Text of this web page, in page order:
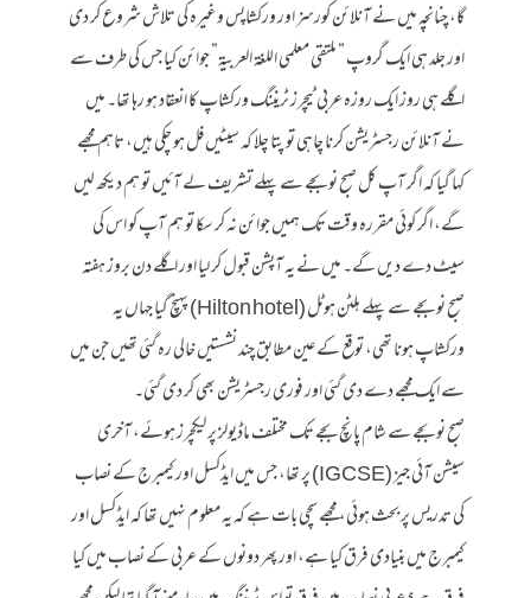
گا، چنانچہ میں نے آنلائن کورسز اور ورکشاپس وغیرہ کی تلاش شروع کر دی
اور جلد ہی ایک گروپ ” ملتقی معلمي اللغة العربیة” جوائن کیا جس کی طرف سے
اگلے ہی روز ایک روزہ عربی ٹیچرز ٹریننگ ورکشاپ کا انعقاد ہو رہا تھا۔ میں
نے آنلائن رجسٹریشن کرنا چاہی تو پتا چلا کہ سیٹیں فل ہو چکی ہیں، تاہم مجھے
کہا گیا کہ اگر آپ کل صبح نو بجے سے پہلے تشریف لے آئیں تو ہم دیکھ لیں
گے، اگر کوئی مقررہ وقت تک ہمیں جوائن نہ کر سکا تو ہم آپ کو اس کی
سیٹ دے دیں گے۔ میں نے یہ آپشن قبول کر لیا اور اگلے دن بروز ہفتہ
صبح نو بجے سے پہلے ہلٹن ہوٹل (Hilton hotel) پہنچ گیا جہاں یہ
ورکشاپ ہونا تھی، توقع کے عین مطابق چند نشستیں خالی رہ گئی تھیں جن میں
سے ایک مجھے دے دی گئی اور فوری رجسٹریشن بھی کر دی گئی۔
صبح نو بجے سے شام پانچ بجے تک مختلف ماڈیولز پر لیکچرز ہوئے، آخری
سیشن آئی جیز (IGCSE) پر تھا، جس میں ایڈکسل اور کیمبرج کے نصاب
کی تدریس پر بحث ہوئی، مجھے سچی بات ہے کہ یہ معلوم نہیں تھا کہ ایڈکسل اور
کیمبرج میں بنیادی فرق کیا ہے، اور پھر دونوں کے عربی کے نصاب میں کیا